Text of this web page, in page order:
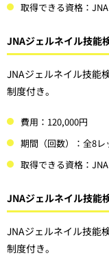
取得できる資格：
JNAジェルネイル技能
JNAジェルネイル技能
制度付き。
費用：120,000円
期間（回数）：全8レ
取得できる資格：
JNAジェルネイル技能
JNAジェルネイル技能
制度付き。